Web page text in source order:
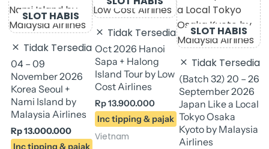
Tidak Tersedia
04 – 09
November 2026
Korea Seoul +
Nami Island by
Malaysia Airlines
Rp13.000.000
Tidak Tersedia
Oct 2026 Hanoi
Sapa + Halong
Island Tour by Low
Cost Airlines
Rp13.900.000
Vietnam
Tidak Tersedia
(Batch 32) 20 – 26
September 2026
Japan Like a Local
Tokyo Osaka
Kyoto by Malaysia
Airlines